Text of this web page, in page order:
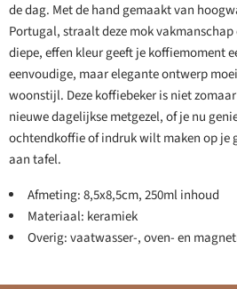
de dag. Met de hand gemaakt van
Portugal, straalt deze mok
diepe, effen kleur geeft je koffiemoment
eenvoudige, maar elegante ontwerp
woonstijl. Deze koffiebeker is niet
nieuwe dagelijkse metgezel, of je nu
ochtendkoffie of indruk wilt maken op je
aan tafel.
Afmeting: 8,5x8,5cm, 250ml inhoud
Materiaal: keramiek
Overig: vaatwasser-, oven- en